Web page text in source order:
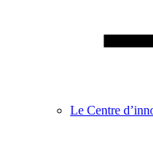
Le Centre